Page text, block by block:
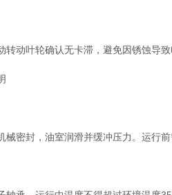
动叶轮确认无卡滞，避免因锈蚀导致
密封，油室润滑并缓冲压力。运行